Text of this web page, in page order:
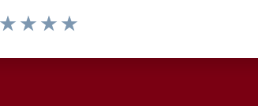
da 1 a 5 stelle la pagina